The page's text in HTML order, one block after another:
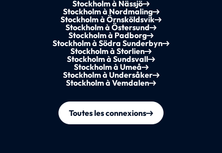
Stockholm à Nässjö
Stockholm à Nordmaling
Stockholm à Örnsköldsvik
Stockholm à Östersund
Stockholm à Padborg
Stockholm à Södra Sunderbyn
Stockholm à Storlien
Stockholm à Sundsvall
Stockholm à Umeå
Stockholm à Undersåker
Stockholm à Vemdalen
Toutes les connexions